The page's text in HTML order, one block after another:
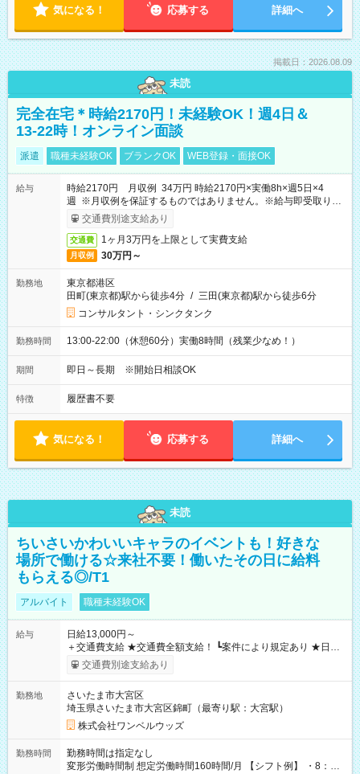
気になる！ 応募する 詳細へ
掲載日：2026.08.09
未読
完全在宅＊時給2170円！未経験OK！週4日＆
13-22時！オンライン面談
派遣 職種未経験OK ブランクOK WEB登録・面接OK
給与
時給2170円 月収例 34万円 時給2170円×実働8h×週5日×4
週 ※月収例を保証するものではありません。※給与即受取りサ
ービス利用可（利用条件有）
交通費別途支給あり
交通費 1ヶ月3万円を上限として実費支給
月収例 30万円～
勤務地
東京都港区
田町(東京都)駅から徒歩4分 / 三田(東京都)駅から徒歩6分
コンサルタント・シンクタンク
勤務時間 13:00-22:00（休憩60分）実働8時間（残業少なめ！）
期間 即日～長期 ※開始日相談OK
特徴 履歴書不要
気になる！ 応募する 詳細へ
未読
ちいさいかわいいキャラのイベントも！好きな
場所で働ける☆来社不要！働いたその日に給料
もらえる◎/T1
アルバイト 職種未経験OK
給与
日給13,000円～
＋交通費支給 ★交通費全額支給！ ┗案件により規定あり ★日払
いOK！（規定あり） ┗働いたその日に現金GET♪ お仕事後はコ
ンビニATMから 日払い分を引き落とせます！ 【試用期間】試
交通費別途支給あり
勤務地
さいたま市大宮区
埼玉県さいたま市大宮区錦町（最寄り駅：大宮駅）
株式会社ワンベルウッズ
勤務時間
勤務時間は指定なし
変形労働時間制 想定労働時間160時間/月 【シフト例】 ・8：00